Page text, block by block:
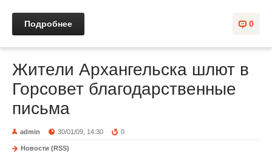
0
Подробнее
Жители Архангельска шлют в
Горсовет благодарственные
письма
admin 30/01/09, 14:30 0
Новости (RSS)